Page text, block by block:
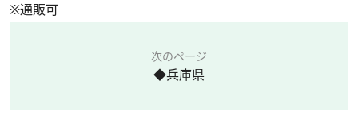
※通販可
次のページ
◆兵庫県